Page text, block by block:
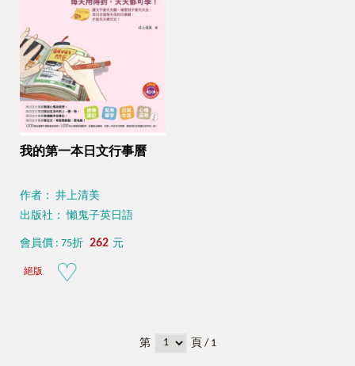
我的第一本日文行事曆
作者： 井上清美
出版社： 懶鬼子英日語
會員價 : 75折 262 元
絕版
第 頁 / 1